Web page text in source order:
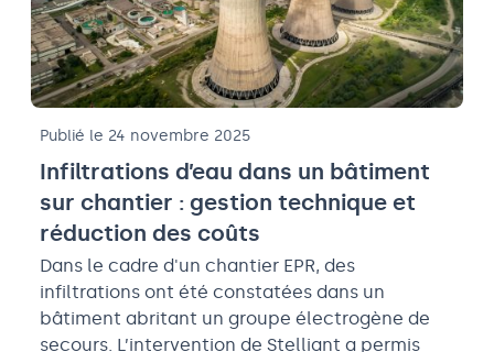
Publié le 24 novembre 2025
Infiltrations d’eau dans un bâtiment
sur chantier : gestion technique et
réduction des coûts
Dans le cadre d'un chantier EPR, des
infiltrations ont été constatées dans un
bâtiment abritant un groupe électrogène de
secours. L’intervention de Stelliant a permis